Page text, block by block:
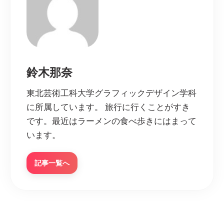
鈴木那奈
東北芸術工科大学グラフィックデザイン学科
に所属しています。 旅行に行くことがすき
です。最近はラーメンの食べ歩きにはまって
います。
記事一覧へ